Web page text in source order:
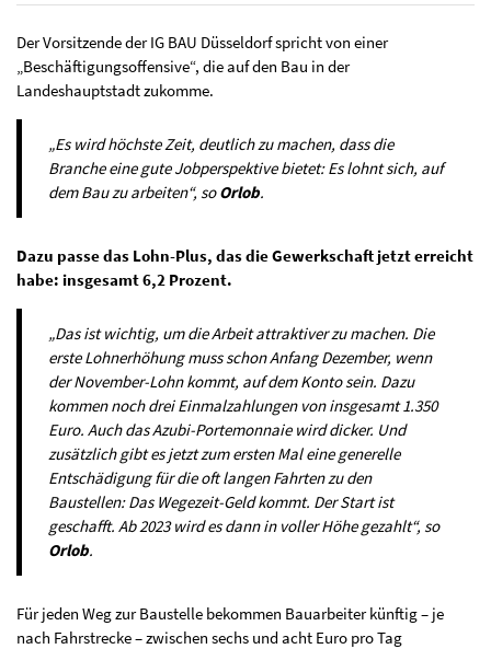
Der Vorsitzende der IG BAU Düsseldorf spricht von einer
„Beschäftigungsoffensive“, die auf den Bau in der
Landeshauptstadt zukomme.
„Es wird höchste Zeit, deutlich zu machen, dass die
Branche eine gute Jobperspektive bietet: Es lohnt sich, auf
dem Bau zu arbeiten“, soOrlob.
Dazu passe das Lohn-Plus, das die Gewerkschaft jetzt erreicht
habe: insgesamt 6,2 Prozent.
„Das ist wichtig, um die Arbeit attraktiver zu machen. Die
erste Lohnerhöhung muss schon Anfang Dezember, wenn
der November-Lohn kommt, auf dem Konto sein. Dazu
kommen noch drei Einmalzahlungen von insgesamt 1.350
Euro. Auch das Azubi-Portemonnaie wird dicker. Und
zusätzlich gibt es jetzt zum ersten Mal eine generelle
Entschädigung für die oft langen Fahrten zu den
Baustellen: Das Wegezeit-Geld kommt. Der Start ist
geschafft. Ab 2023 wird es dann in voller Höhe gezahlt“, so
Orlob.
Für jeden Weg zur Baustelle bekommen Bauarbeiter künftig – je
nach Fahrstrecke – zwischen sechs und acht Euro pro Tag